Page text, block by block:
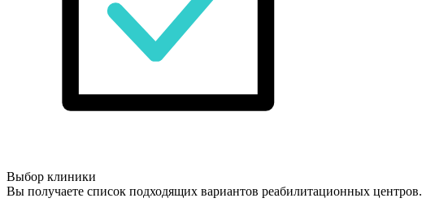
Выбор клиники
Вы получаете список подходящих вариантов реабилитационных центров.